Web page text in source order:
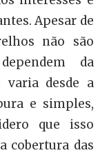
Apesar de
não são
da
varia desde a
e simples,
que isso
cobertura das